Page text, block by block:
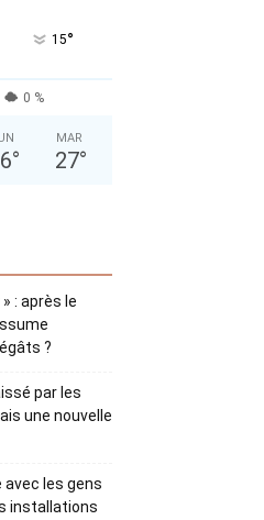
15°
0 %
°
MAR
27°
: après le
?
par les
une nouvelle
avec les gens
installations